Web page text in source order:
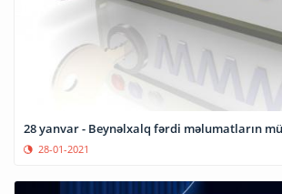
28 yanvar - Beynəlxalq fərdi məlumatların
28-01-2021